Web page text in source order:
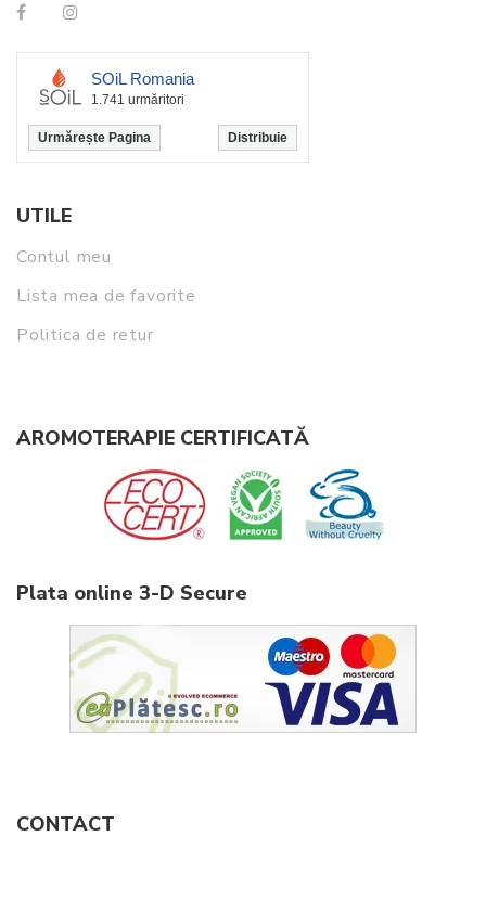
SOiL Romania
1.741 urmăritori
Urmărește Pagina Distribuie
UTILE
Contul meu
Lista mea de favorite
Politica de retur
AROMOTERAPIE CERTIFICATĂ
Plata online 3-D Secure
CONTACT